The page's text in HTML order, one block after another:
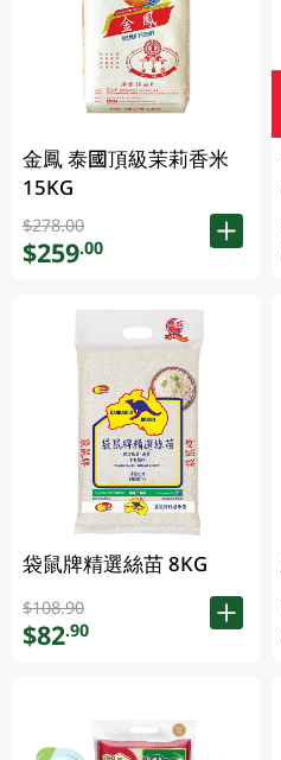
金鳳 泰國頂級茉莉香米
15KG
$278.00
$259.00
袋鼠牌精選絲苗 8KG
$108.90
$82.90